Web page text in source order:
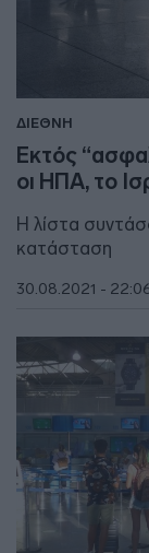
ΔΙΕΘΝΗ
Εκτός
οι ΗΠΑ, το
Η λίστα
κατάσταση
30.08.2021 -